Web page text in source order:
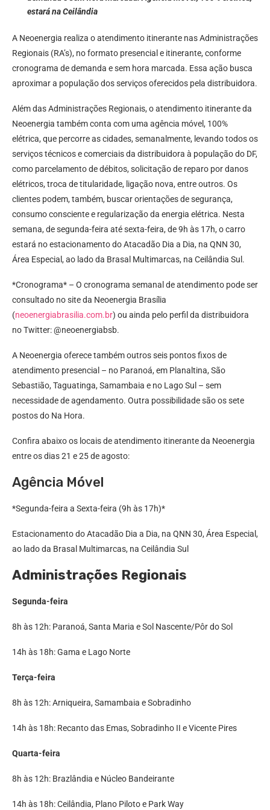
estará na Ceilândia
A Neoenergia realiza o atendimento itinerante nas Administrações
Regionais (RA’s), no formato presencial e itinerante, conforme
cronograma de demanda e sem hora marcada. Essa ação busca
aproximar a população dos serviços oferecidos pela distribuidora.
Além das Administrações Regionais, o atendimento itinerante da
Neoenergia também conta com uma agência móvel, 100%
elétrica, que percorre as cidades, semanalmente, levando todos os
serviços técnicos e comerciais da distribuidora à população do DF,
como parcelamento de débitos, solicitação de reparo por danos
elétricos, troca de titularidade, ligação nova, entre outros. Os
clientes podem, também, buscar orientações de segurança,
consumo consciente e regularização da energia elétrica. Nesta
semana, de segunda-feira até sexta-feira, de 9h às 17h, o carro
estará no estacionamento do Atacadão Dia a Dia, na QNN 30,
Área Especial, ao lado da Brasal Multimarcas, na Ceilândia Sul.
*Cronograma* – O cronograma semanal de atendimento pode ser
consultado no site da Neoenergia Brasília
(neoenergiabrasilia.com.br) ou ainda pelo perfil da distribuidora
no Twitter: @neoenergiabsb.
A Neoenergia oferece também outros seis pontos fixos de
atendimento presencial – no Paranoá, em Planaltina, São
Sebastião, Taguatinga, Samambaia e no Lago Sul – sem
necessidade de agendamento. Outra possibilidade são os sete
postos do Na Hora.
Confira abaixo os locais de atendimento itinerante da Neoenergia
entre os dias 21 e 25 de agosto:
Agência Móvel
*Segunda-feira a Sexta-feira (9h às 17h)*
Estacionamento do Atacadão Dia a Dia, na QNN 30, Área Especial,
ao lado da Brasal Multimarcas, na Ceilândia Sul
Administrações Regionais
Segunda-feira
8h às 12h: Paranoá, Santa Maria e Sol Nascente/Pôr do Sol
14h às 18h: Gama e Lago Norte
Terça-feira
8h às 12h: Arniqueira, Samambaia e Sobradinho
14h às 18h: Recanto das Emas, Sobradinho II e Vicente Pires
Quarta-feira
8h às 12h: Brazlândia e Núcleo Bandeirante
14h às 18h: Ceilândia, Plano Piloto e Park Way